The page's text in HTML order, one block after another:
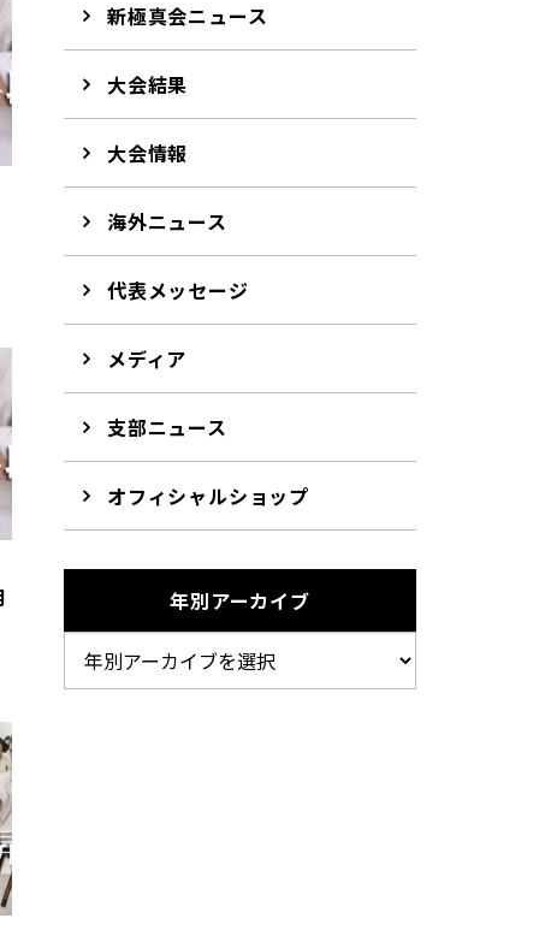
新極真会ニュース
大会結果
大会情報
海外ニュース
代表メッセージ
メディア
支部ニュース
オフィシャルショップ
年別アーカイブ